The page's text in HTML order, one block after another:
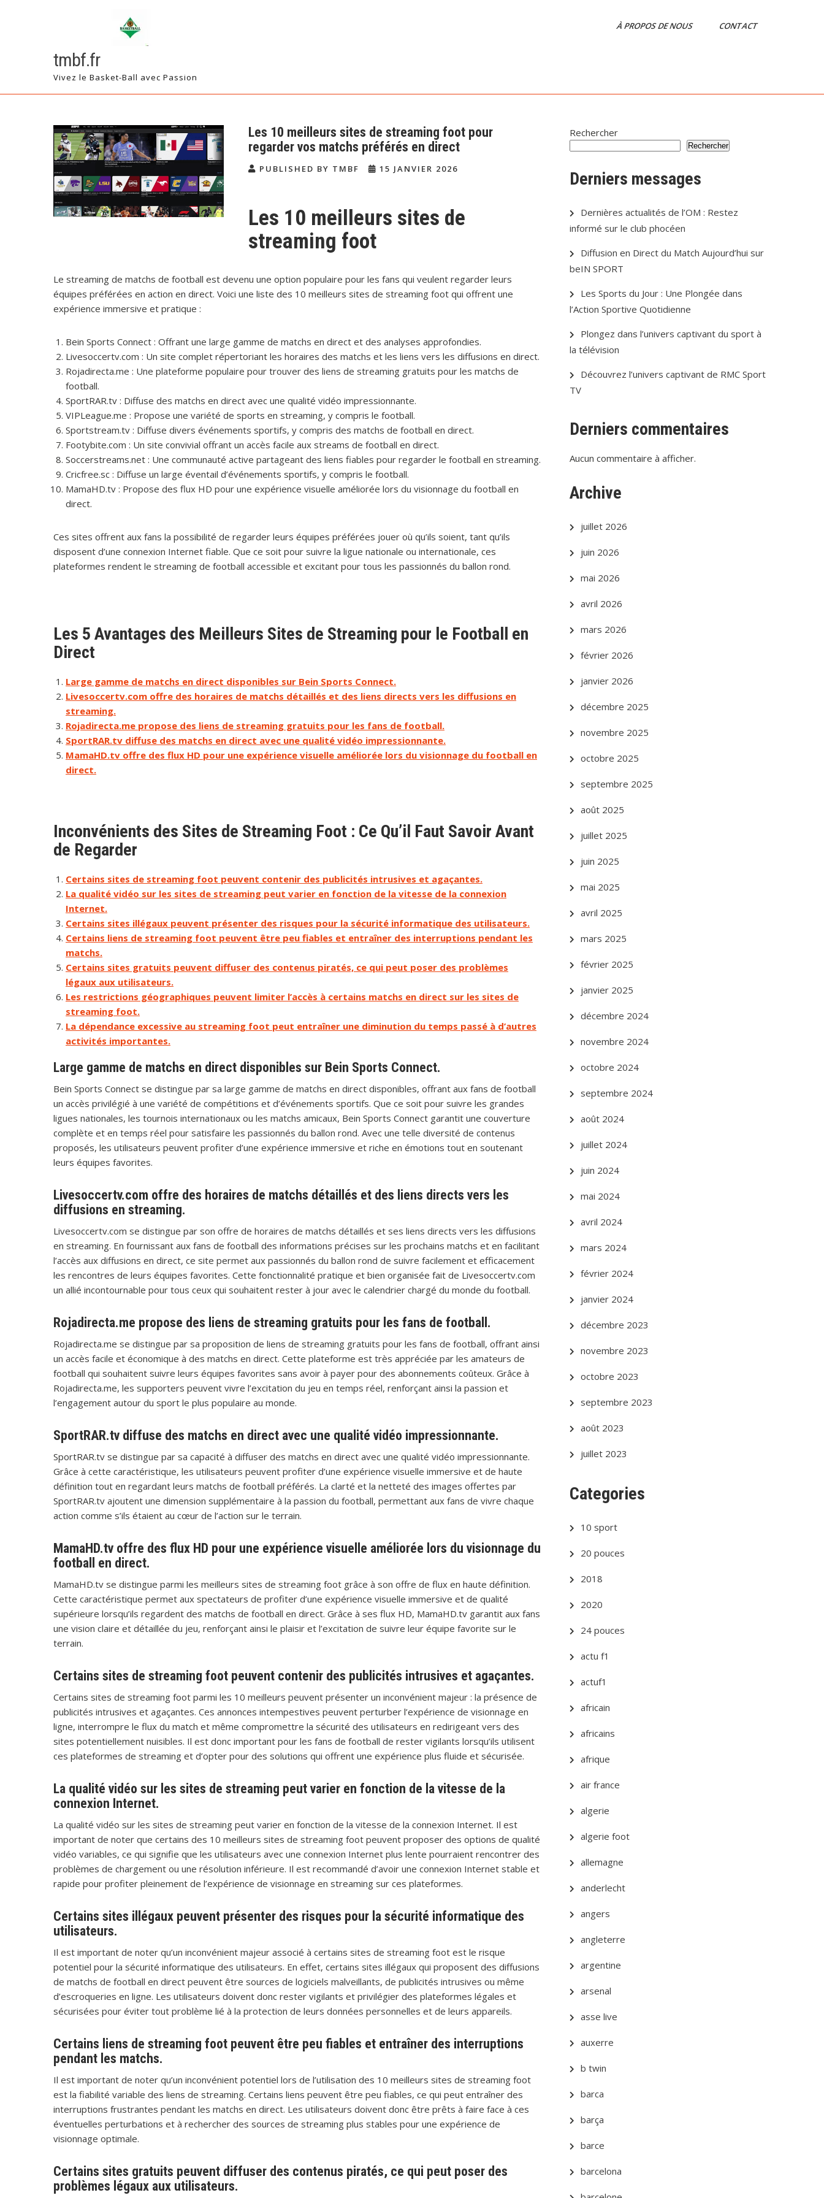
tmbf.fr
Vivez le Basket-Ball avec Passion
À PROPOS DE NOUS CONTACT
Les 10 meilleurs sites de streaming foot pour
regarder vos matchs préférés en direct
PUBLISHED BY TMBF 15 JANVIER 2026
Les 10 meilleurs sites de
streaming foot
Le streaming de matchs de football est devenu une option populaire pour les fans qui veulent regarder leurs
équipes préférées en action en direct. Voici une liste des 10 meilleurs sites de streaming foot qui offrent une
expérience immersive et pratique :
Bein Sports Connect : Offrant une large gamme de matchs en direct et des analyses approfondies.
Livesoccertv.com : Un site complet répertoriant les horaires des matchs et les liens vers les diffusions en direct.
Rojadirecta.me : Une plateforme populaire pour trouver des liens de streaming gratuits pour les matchs de
football.
SportRAR.tv : Diffuse des matchs en direct avec une qualité vidéo impressionnante.
VIPLeague.me : Propose une variété de sports en streaming, y compris le football.
Sportstream.tv : Diffuse divers événements sportifs, y compris des matchs de football en direct.
Footybite.com : Un site convivial offrant un accès facile aux streams de football en direct.
Soccerstreams.net : Une communauté active partageant des liens fiables pour regarder le football en streaming.
Cricfree.sc : Diffuse un large éventail d’événements sportifs, y compris le football.
MamaHD.tv : Propose des flux HD pour une expérience visuelle améliorée lors du visionnage du football en
direct.
Ces sites offrent aux fans la possibilité de regarder leurs équipes préférées jouer où qu’ils soient, tant qu’ils
disposent d’une connexion Internet fiable. Que ce soit pour suivre la ligue nationale ou internationale, ces
plateformes rendent le streaming de football accessible et excitant pour tous les passionnés du ballon rond.
Les 5 Avantages des Meilleurs Sites de Streaming pour le Football en
Direct
Large gamme de matchs en direct disponibles sur Bein Sports Connect.
Livesoccertv.com offre des horaires de matchs détaillés et des liens directs vers les diffusions en
streaming.
Rojadirecta.me propose des liens de streaming gratuits pour les fans de football.
SportRAR.tv diffuse des matchs en direct avec une qualité vidéo impressionnante.
MamaHD.tv offre des flux HD pour une expérience visuelle améliorée lors du visionnage du football en
direct.
Inconvénients des Sites de Streaming Foot : Ce Qu’il Faut Savoir Avant
de Regarder
Certains sites de streaming foot peuvent contenir des publicités intrusives et agaçantes.
La qualité vidéo sur les sites de streaming peut varier en fonction de la vitesse de la connexion
Internet.
Certains sites illégaux peuvent présenter des risques pour la sécurité informatique des utilisateurs.
Certains liens de streaming foot peuvent être peu fiables et entraîner des interruptions pendant les
matchs.
Certains sites gratuits peuvent diffuser des contenus piratés, ce qui peut poser des problèmes
légaux aux utilisateurs.
Les restrictions géographiques peuvent limiter l’accès à certains matchs en direct sur les sites de
streaming foot.
La dépendance excessive au streaming foot peut entraîner une diminution du temps passé à d’autres
activités importantes.
Large gamme de matchs en direct disponibles sur Bein Sports Connect.
Bein Sports Connect se distingue par sa large gamme de matchs en direct disponibles, offrant aux fans de football
un accès privilégié à une variété de compétitions et d’événements sportifs. Que ce soit pour suivre les grandes
ligues nationales, les tournois internationaux ou les matchs amicaux, Bein Sports Connect garantit une couverture
complète et en temps réel pour satisfaire les passionnés du ballon rond. Avec une telle diversité de contenus
proposés, les utilisateurs peuvent profiter d’une expérience immersive et riche en émotions tout en soutenant
leurs équipes favorites.
Livesoccertv.com offre des horaires de matchs détaillés et des liens directs vers les
diffusions en streaming.
Livesoccertv.com se distingue par son offre de horaires de matchs détaillés et ses liens directs vers les diffusions
en streaming. En fournissant aux fans de football des informations précises sur les prochains matchs et en facilitant
l’accès aux diffusions en direct, ce site permet aux passionnés du ballon rond de suivre facilement et efficacement
les rencontres de leurs équipes favorites. Cette fonctionnalité pratique et bien organisée fait de Livesoccertv.com
un allié incontournable pour tous ceux qui souhaitent rester à jour avec le calendrier chargé du monde du football.
Rojadirecta.me propose des liens de streaming gratuits pour les fans de football.
Rojadirecta.me se distingue par sa proposition de liens de streaming gratuits pour les fans de football, offrant ainsi
un accès facile et économique à des matchs en direct. Cette plateforme est très appréciée par les amateurs de
football qui souhaitent suivre leurs équipes favorites sans avoir à payer pour des abonnements coûteux. Grâce à
Rojadirecta.me, les supporters peuvent vivre l’excitation du jeu en temps réel, renforçant ainsi la passion et
l’engagement autour du sport le plus populaire au monde.
SportRAR.tv diffuse des matchs en direct avec une qualité vidéo impressionnante.
SportRAR.tv se distingue par sa capacité à diffuser des matchs en direct avec une qualité vidéo impressionnante.
Grâce à cette caractéristique, les utilisateurs peuvent profiter d’une expérience visuelle immersive et de haute
définition tout en regardant leurs matchs de football préférés. La clarté et la netteté des images offertes par
SportRAR.tv ajoutent une dimension supplémentaire à la passion du football, permettant aux fans de vivre chaque
action comme s’ils étaient au cœur de l’action sur le terrain.
MamaHD.tv offre des flux HD pour une expérience visuelle améliorée lors du visionnage du
football en direct.
MamaHD.tv se distingue parmi les meilleurs sites de streaming foot grâce à son offre de flux en haute définition.
Cette caractéristique permet aux spectateurs de profiter d’une expérience visuelle immersive et de qualité
supérieure lorsqu’ils regardent des matchs de football en direct. Grâce à ses flux HD, MamaHD.tv garantit aux fans
une vision claire et détaillée du jeu, renforçant ainsi le plaisir et l’excitation de suivre leur équipe favorite sur le
terrain.
Certains sites de streaming foot peuvent contenir des publicités intrusives et agaçantes.
Certains sites de streaming foot parmi les 10 meilleurs peuvent présenter un inconvénient majeur : la présence de
publicités intrusives et agaçantes. Ces annonces intempestives peuvent perturber l’expérience de visionnage en
ligne, interrompre le flux du match et même compromettre la sécurité des utilisateurs en redirigeant vers des
sites potentiellement nuisibles. Il est donc important pour les fans de football de rester vigilants lorsqu’ils utilisent
ces plateformes de streaming et d’opter pour des solutions qui offrent une expérience plus fluide et sécurisée.
La qualité vidéo sur les sites de streaming peut varier en fonction de la vitesse de la
connexion Internet.
La qualité vidéo sur les sites de streaming peut varier en fonction de la vitesse de la connexion Internet. Il est
important de noter que certains des 10 meilleurs sites de streaming foot peuvent proposer des options de qualité
vidéo variables, ce qui signifie que les utilisateurs avec une connexion Internet plus lente pourraient rencontrer des
problèmes de chargement ou une résolution inférieure. Il est recommandé d’avoir une connexion Internet stable et
rapide pour profiter pleinement de l’expérience de visionnage en streaming sur ces plateformes.
Certains sites illégaux peuvent présenter des risques pour la sécurité informatique des
utilisateurs.
Il est important de noter qu’un inconvénient majeur associé à certains sites de streaming foot est le risque
potentiel pour la sécurité informatique des utilisateurs. En effet, certains sites illégaux qui proposent des diffusions
de matchs de football en direct peuvent être sources de logiciels malveillants, de publicités intrusives ou même
d’escroqueries en ligne. Les utilisateurs doivent donc rester vigilants et privilégier des plateformes légales et
sécurisées pour éviter tout problème lié à la protection de leurs données personnelles et de leurs appareils.
Certains liens de streaming foot peuvent être peu fiables et entraîner des interruptions
pendant les matchs.
Il est important de noter qu’un inconvénient potentiel lors de l’utilisation des 10 meilleurs sites de streaming foot
est la fiabilité variable des liens de streaming. Certains liens peuvent être peu fiables, ce qui peut entraîner des
interruptions frustrantes pendant les matchs en direct. Les utilisateurs doivent donc être prêts à faire face à ces
éventuelles perturbations et à rechercher des sources de streaming plus stables pour une expérience de
visionnage optimale.
Certains sites gratuits peuvent diffuser des contenus piratés, ce qui peut poser des
problèmes légaux aux utilisateurs.
Rechercher
Rechercher
Derniers messages
Dernières actualités de l’OM : Restez
informé sur le club phocéen
Diffusion en Direct du Match Aujourd’hui sur
beIN SPORT
Les Sports du Jour : Une Plongée dans
l’Action Sportive Quotidienne
Plongez dans l’univers captivant du sport à
la télévision
Découvrez l’univers captivant de RMC Sport
TV
Derniers commentaires
Aucun commentaire à afficher.
Archive
juillet 2026
juin 2026
mai 2026
avril 2026
mars 2026
février 2026
janvier 2026
décembre 2025
novembre 2025
octobre 2025
septembre 2025
août 2025
juillet 2025
juin 2025
mai 2025
avril 2025
mars 2025
février 2025
janvier 2025
décembre 2024
novembre 2024
octobre 2024
septembre 2024
août 2024
juillet 2024
juin 2024
mai 2024
avril 2024
mars 2024
février 2024
janvier 2024
décembre 2023
novembre 2023
octobre 2023
septembre 2023
août 2023
juillet 2023
Categories
10 sport
20 pouces
2018
2020
24 pouces
actu f1
actuf1
africain
africains
afrique
air france
algerie
algerie foot
allemagne
anderlecht
angers
angleterre
argentine
arsenal
asse live
auxerre
b twin
barca
barça
barce
barcelona